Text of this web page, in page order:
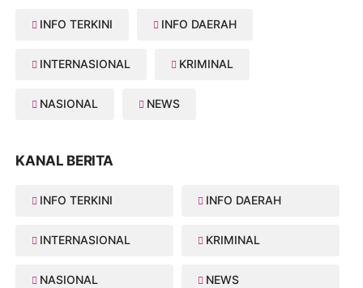
INFO TERKINI INFO DAERAH
INTERNASIONAL KRIMINAL
NASIONAL NEWS
KANAL BERITA
INFO TERKINI INFO DAERAH
INTERNASIONAL KRIMINAL
NASIONAL NEWS